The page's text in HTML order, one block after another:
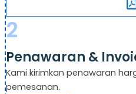
2
Penawaran &
Kami kirimkan penawaran
pemesanan.